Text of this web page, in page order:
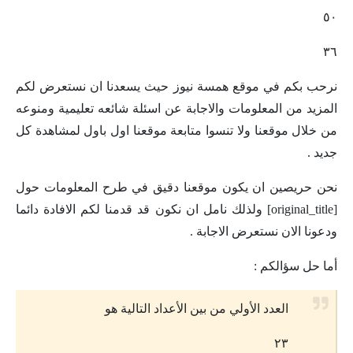
٥٠
٣٦
نرحب بكم في موقع همسة نيوز حيث يسعدنا ان نستعرض لكم
المزيد من المعلومات والاجابة عن اسئلة شائعه تعليمية ومنوعه
من خلال موقعنا ولا تنسوا متابعة موقعنا اول باول لمشاهدة كل
جديد .
نحن حريصين ان يكون موقعنا دقيق في طرح المعلومات حول
[original_title] ولذلك نامل ان نكون قد قدمنا لكم الافادة دائما
ودعونا الان نستعرض الاجابة .
أما حل سؤالكم :
العدد الأولي من بين الأعداد التالية هو
٢٣